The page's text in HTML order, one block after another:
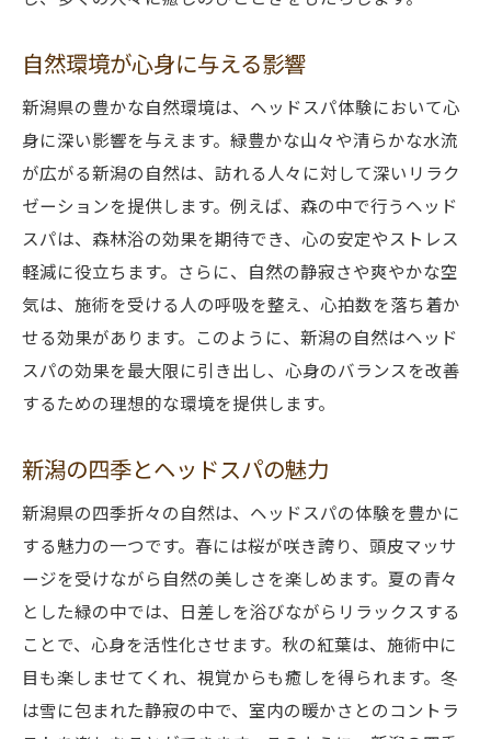
自然環境が心身に与える影響
新潟県の豊かな自然環境は、ヘッドスパ体験において心
身に深い影響を与えます。緑豊かな山々や清らかな水流
が広がる新潟の自然は、訪れる人々に対して深いリラク
ゼーションを提供します。例えば、森の中で行うヘッド
スパは、森林浴の効果を期待でき、心の安定やストレス
軽減に役立ちます。さらに、自然の静寂さや爽やかな空
気は、施術を受ける人の呼吸を整え、心拍数を落ち着か
せる効果があります。このように、新潟の自然はヘッド
スパの効果を最大限に引き出し、心身のバランスを改善
するための理想的な環境を提供します。
新潟の四季とヘッドスパの魅力
新潟県の四季折々の自然は、ヘッドスパの体験を豊かに
する魅力の一つです。春には桜が咲き誇り、頭皮マッサ
ージを受けながら自然の美しさを楽しめます。夏の青々
とした緑の中では、日差しを浴びながらリラックスする
ことで、心身を活性化させます。秋の紅葉は、施術中に
目も楽しませてくれ、視覚からも癒しを得られます。冬
は雪に包まれた静寂の中で、室内の暖かさとのコントラ